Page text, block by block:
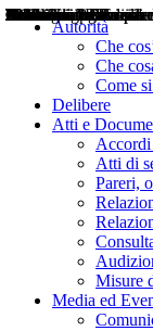
Autorità
Che
Che
Come
Delibere
Atti e
Accordi
Atti di
Pareri,
Misure
Media ed
Delibere
Pareri
Consultazioni
Audizioni
Atti di Segnalazione
Accordi e Protocolli
Relazioni annuali
Misure di regolazione
Notizie
Comunicati Stampa
Bollettini ART
Convegni ART
Interviste del
Articoli in primo
Interventi del
2004
2005
2010
2013
2014
2015
2016
2017
2018
2019
202
2020
2021
2022
2023
2024
2025
2026
Aereo
Marittimo
Terrestre